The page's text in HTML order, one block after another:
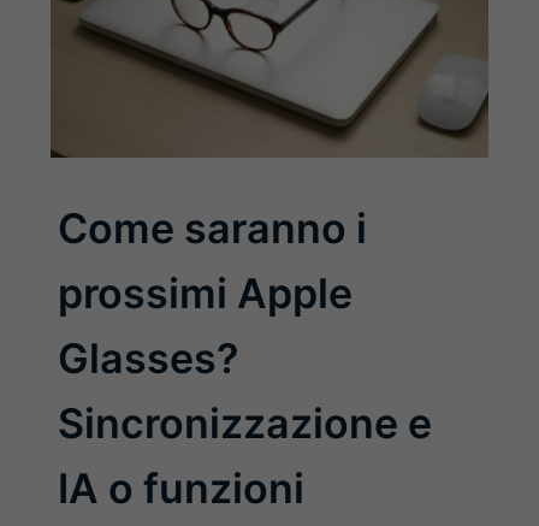
Come saranno i
prossimi Apple
Glasses?
Sincronizzazione e
IA o funzioni